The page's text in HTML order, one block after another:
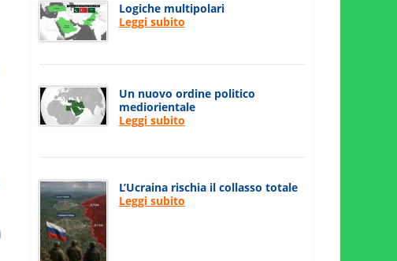
Logiche multipolari
Leggi subito
Un nuovo ordine politico
mediorientale
Leggi subito
L’Ucraina rischia il collasso totale
Leggi subito